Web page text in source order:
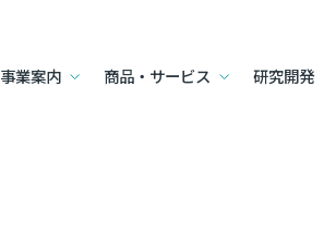
事業案内 商品・サービス 研究開発